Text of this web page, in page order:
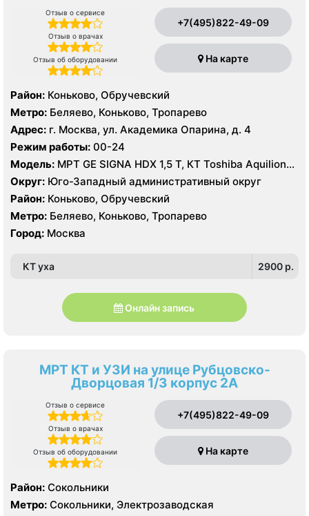
Отзыв о сервисе
Отзыв о врачах
Отзыв об оборудовании
+7(495)822-49-09
На карте
Район: Коньково, Обручевский
Метро: Беляево, Коньково, Тропарево
Адрес: г. Москва, ул. Академика Опарина, д. 4
Режим работы: 00-24
Модель: МРТ GE SIGNA HDX 1,5 T, КТ Toshiba Aquilion
ONE 320 срезов
Округ: Юго-Западный административный округ
Район: Коньково, Обручевский
Метро: Беляево, Коньково, Тропарево
Город: Москва
КТ уха 2900 p.
Онлайн запись
МРТ КТ и УЗИ на улице Рубцовско-
Дворцовая 1/3 корпус 2А
Отзыв о сервисе
Отзыв о врачах
Отзыв об оборудовании
+7(495)822-49-09
На карте
Район: Сокольники
Метро: Сокольники, Электрозаводская